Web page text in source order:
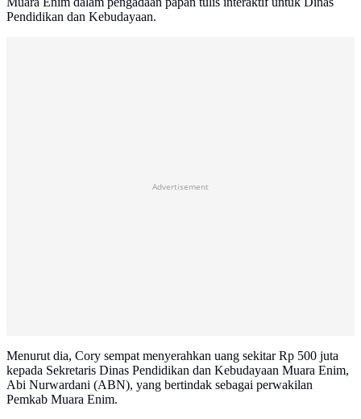
Pendidikan dan Kebudayaan.
Advertisement
Menurut dia, Cory sempat menyerahkan uang sekitar Rp 500 juta
kepada Sekretaris Dinas Pendidikan dan Kebudayaan Muara Enim,
Abi Nurwardani (ABN), yang bertindak sebagai perwakilan
Pemkab Muara Enim.